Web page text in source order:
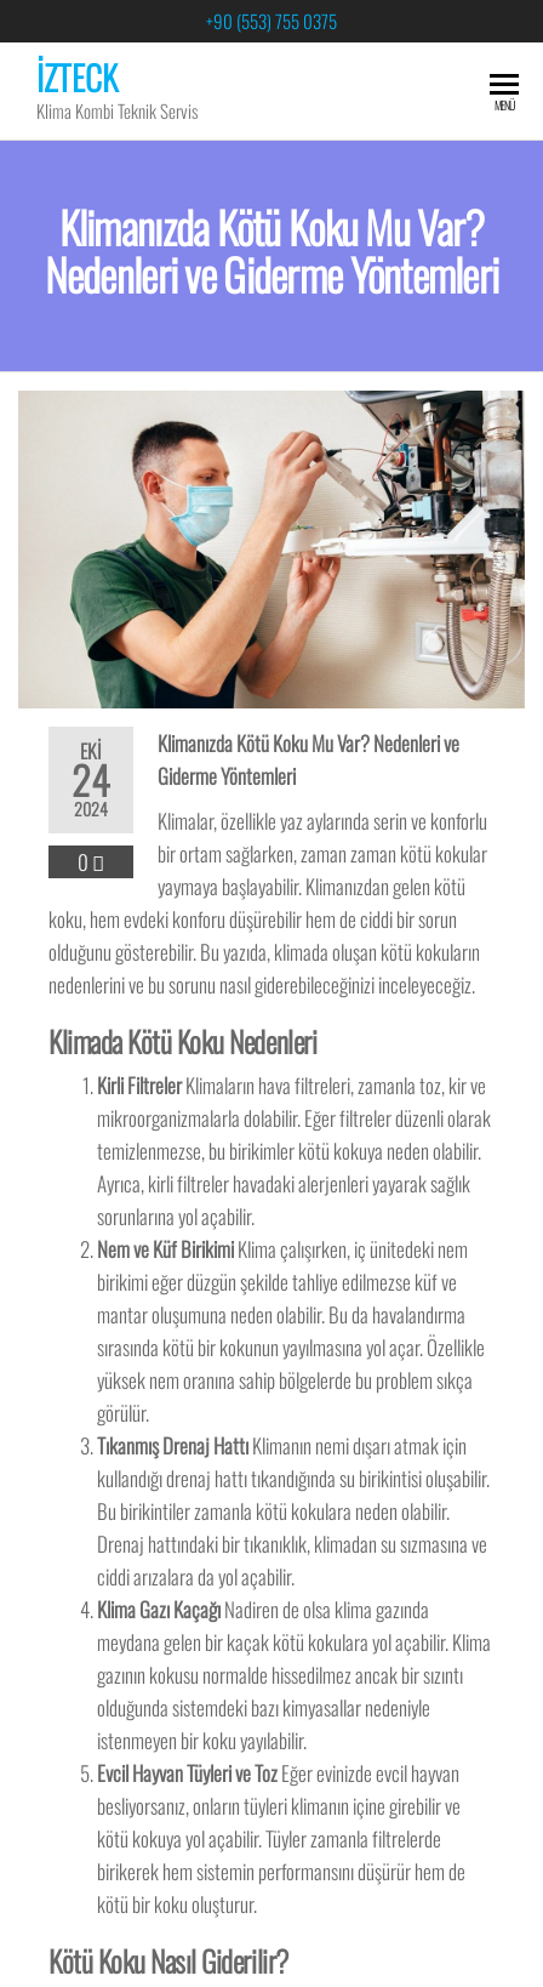
+90 (553) 755 0375
İZTECK
Klima Kombi Teknik Servis MENÜ
Klimanızda Kötü Koku Mu Var?
Nedenleri ve Giderme Yöntemleri
EKI
24
2024
0
Klimanızda Kötü Koku Mu Var? Nedenleri ve
Giderme Yöntemleri
Klimalar, özellikle yaz aylarında serin ve konforlu
bir ortam sağlarken, zaman zaman kötü kokular
yaymaya başlayabilir. Klimanızdan gelen kötü
koku, hem evdeki konforu düşürebilir hem de ciddi bir sorun
olduğunu gösterebilir. Bu yazıda, klimada oluşan kötü kokuların
nedenlerini ve bu sorunu nasıl giderebileceğinizi inceleyeceğiz.
Klimada Kötü Koku Nedenleri
Kirli FiltrelerKlimaların hava filtreleri, zamanla toz, kir ve
mikroorganizmalarla dolabilir. Eğer filtreler düzenli olarak
temizlenmezse, bu birikimler kötü kokuya neden olabilir.
Ayrıca, kirli filtreler havadaki alerjenleri yayarak sağlık
sorunlarına yol açabilir.
Nem ve Küf BirikimiKlima çalışırken, iç ünitedeki nem
birikimi eğer düzgün şekilde tahliye edilmezse küf ve
mantar oluşumuna neden olabilir. Bu da havalandırma
sırasında kötü bir kokunun yayılmasına yol açar. Özellikle
yüksek nem oranına sahip bölgelerde bu problem sıkça
görülür.
Tıkanmış Drenaj HattıKlimanın nemi dışarı atmak için
kullandığı drenaj hattı tıkandığında su birikintisi oluşabilir.
Bu birikintiler zamanla kötü kokulara neden olabilir.
Drenaj hattındaki bir tıkanıklık, klimadan su sızmasına ve
ciddi arızalara da yol açabilir.
Klima Gazı KaçağıNadiren de olsa klima gazında
meydana gelen bir kaçak kötü kokulara yol açabilir. Klima
gazının kokusu normalde hissedilmez ancak bir sızıntı
olduğunda sistemdeki bazı kimyasallar nedeniyle
istenmeyen bir koku yayılabilir.
Evcil Hayvan Tüyleri ve TozEğer evinizde evcil hayvan
besliyorsanız, onların tüyleri klimanın içine girebilir ve
kötü kokuya yol açabilir. Tüyler zamanla filtrelerde
birikerek hem sistemin performansını düşürür hem de
kötü bir koku oluşturur.
Kötü Koku Nasıl Giderilir?